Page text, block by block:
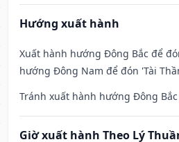
Hướng xuất hành
Xuất hành hướng Đông Bắc để
hướng Đông Nam để đón 'Tài
Tránh xuất hành hướng Đông Bắc
Giờ xuất hành Theo Lý